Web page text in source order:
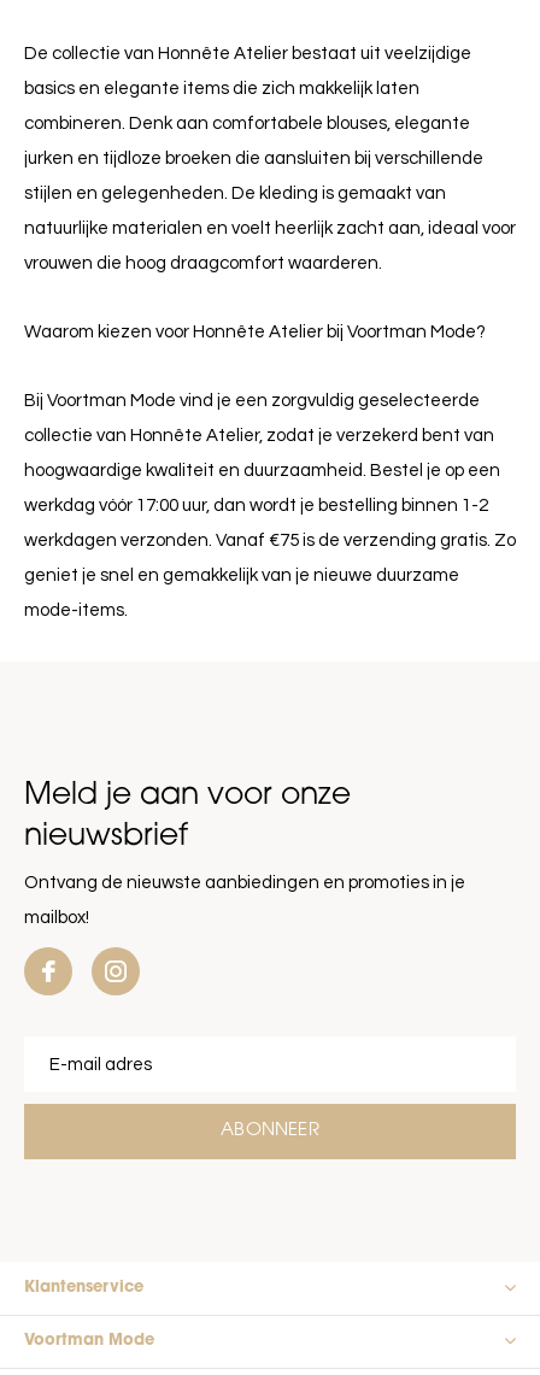
De collectie van Honnête Atelier bestaat uit veelzijdige
basics en elegante items die zich makkelijk laten
combineren. Denk aan comfortabele blouses, elegante
jurken en tijdloze broeken die aansluiten bij verschillende
stijlen en gelegenheden. De kleding is gemaakt van
natuurlijke materialen en voelt heerlijk zacht aan, ideaal voor
vrouwen die hoog draagcomfort waarderen.
Waarom kiezen voor Honnête Atelier bij Voortman Mode?
Bij Voortman Mode vind je een zorgvuldig geselecteerde
collectie van Honnête Atelier, zodat je verzekerd bent van
hoogwaardige kwaliteit en duurzaamheid. Bestel je op een
werkdag vóór 17:00 uur, dan wordt je bestelling binnen 1-2
werkdagen verzonden. Vanaf €75 is de verzending gratis. Zo
geniet je snel en gemakkelijk van je nieuwe duurzame
mode-items.
Meld je aan voor onze
nieuwsbrief
Ontvang de nieuwste aanbiedingen en promoties in je
mailbox!
ABONNEER
Klantenservice
Voortman Mode